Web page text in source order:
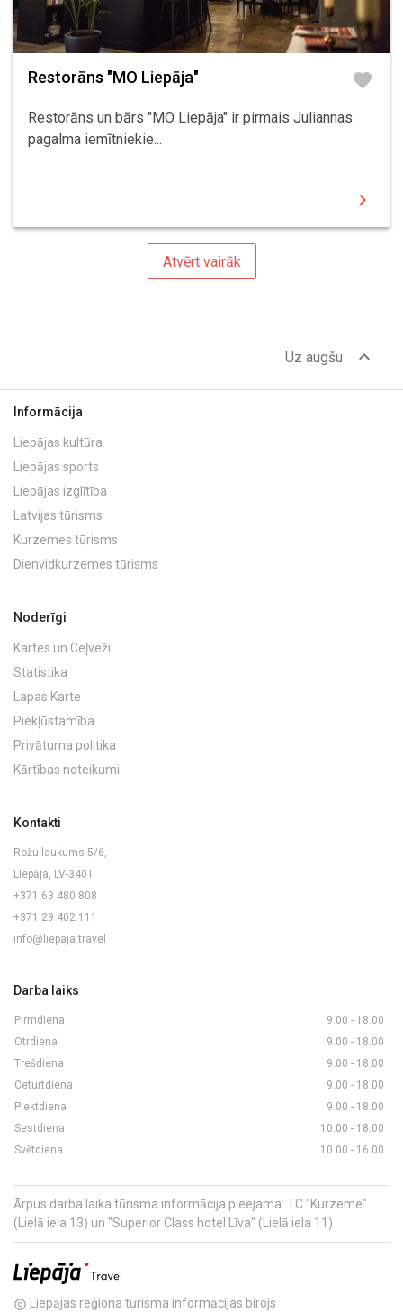
Restorāns "MO Liepāja" favorite
Restorāns un bārs "MO Liepāja" ir pirmais Juliannas
pagalma iemītniekie...
chevron_right
Atvērt vairāk
Uz augšu expand_less
Informācija
Liepājas kultūra
Liepājas sports
Liepājas izglītība
Latvijas tūrisms
Kurzemes tūrisms
Dienvidkurzemes tūrisms
Noderīgi
Kartes un Ceļveži
Statistika
Lapas Karte
Piekļūstamība
Privātuma politika
Kārtības noteikumi
Kontakti
Rožu laukums 5/6,
Liepāja, LV-3401
+371 63 480 808
+371 29 402 111
info@liepaja.travel
Darba laiks
Pirmdiena
9.00 - 18.00
Otrdiena
9.00 - 18.00
Trešdiena
9.00 - 18.00
Ceturtdiena
9.00 - 18.00
Piektdiena
9.00 - 18.00
Sestdiena
10.00 - 18.00
Svētdiena
10.00 - 16.00
Ārpus darba laika tūrisma informācija pieejama: TC "Kurzeme"
(Lielā iela 13) un "Superior Class hotel Līva" (Lielā iela 11)
copyright Liepājas reģiona tūrisma informācijas birojs